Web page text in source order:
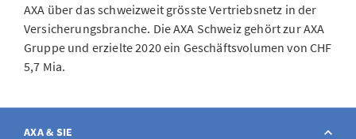
AXA über das schweizweit grösste Vertriebsnetz in der
Versicherungsbranche. Die AXA Schweiz gehört zur AXA
Gruppe und erzielte 2020 ein Geschäftsvolumen von CHF
5,7 Mia.
AXA & SIE